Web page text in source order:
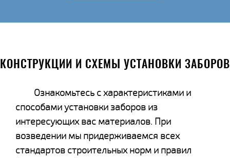
КОНСТРУКЦИИ И СХЕМЫ УСТАНОВКИ ЗАБОРОВ
Ознакомьтесь с характеристиками и
способами установки заборов из
интересующих вас материалов. При
возведении мы придерживаемся всех
стандартов строительных норм и правил